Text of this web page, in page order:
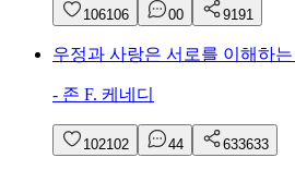
106106 00 9191
우정과 사랑은 서로를 이해하
- 존 F. 케네디
102102 44 633633